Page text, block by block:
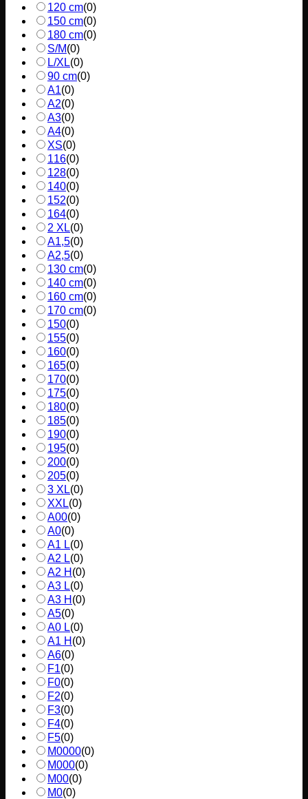
120 cm(0)
150 cm(0)
180 cm(0)
S/M(0)
L/XL(0)
90 cm(0)
A1(0)
A2(0)
A3(0)
A4(0)
XS(0)
116(0)
128(0)
140(0)
152(0)
164(0)
2 XL(0)
A1,5(0)
A2,5(0)
130 cm(0)
140 cm(0)
160 cm(0)
170 cm(0)
150(0)
155(0)
160(0)
165(0)
170(0)
175(0)
180(0)
185(0)
190(0)
195(0)
200(0)
205(0)
3 XL(0)
XXL(0)
A00(0)
A0(0)
A1 L(0)
A2 L(0)
A2 H (0)
A3 L(0)
A3 H (0)
A5(0)
A0 L(0)
A1 H (0)
A6(0)
F1(0)
F0(0)
F2(0)
F3(0)
F4(0)
F5(0)
M0000(0)
M000(0)
M00(0)
M0(0)